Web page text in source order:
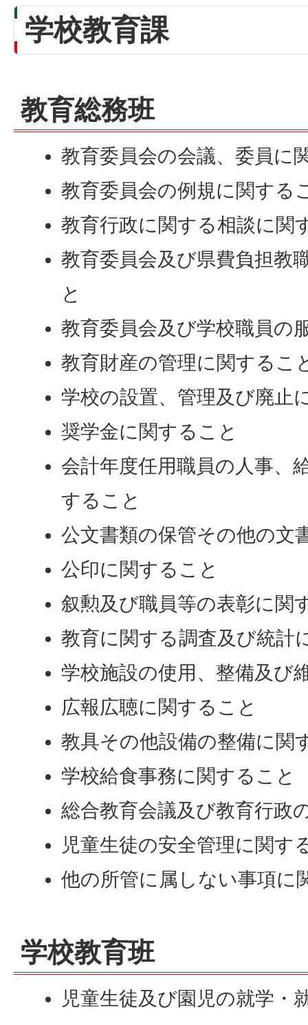
学校教育課
教育総務班
教育委員会の会議、委員に
教育委員会の例規に関する
教育行政に関する相談に関
教育委員会及び県費負担教
と
教育委員会及び学校職員の
教育財産の管理に関するこ
学校の設置、管理及び廃止
奨学金に関すること
会計年度任用職員の人事、
すること
公文書類の保管その他の文
公印に関すること
叙勲及び職員等の表彰に関
教育に関する調査及び統計
学校施設の使用、整備及び
広報広聴に関すること
教具その他設備の整備に関
学校給食事務に関すること
総合教育会議及び教育行政
児童生徒の安全管理に関す
他の所管に属しない事項に
学校教育班
児童生徒及び園児の就学・